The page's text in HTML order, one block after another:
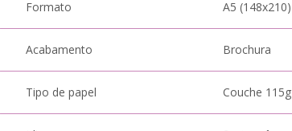
Formato A5 (148x210)
Acabamento Brochura
Tipo de papel Couche 115g